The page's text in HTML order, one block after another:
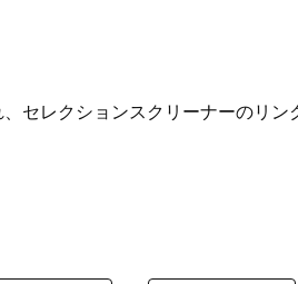
セレクションスクリーナーのリ